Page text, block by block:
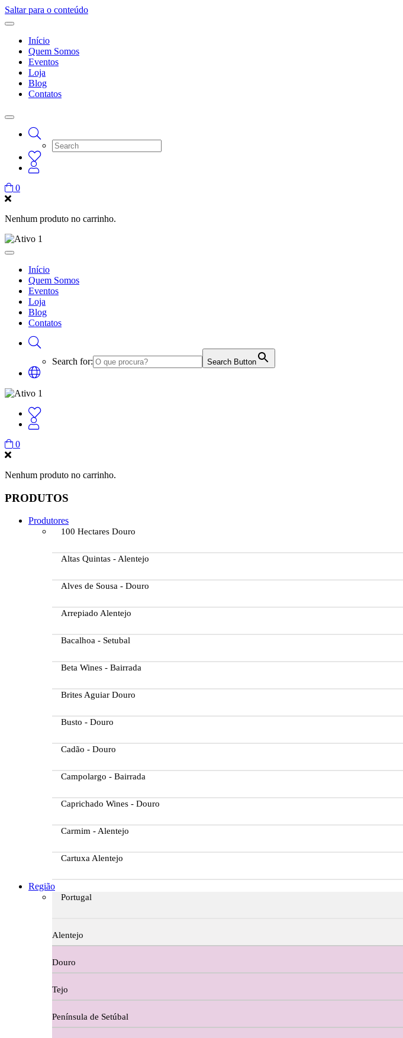
Saltar para o conteúdo
Início
Quem Somos
Eventos
Loja
Blog
Contatos
0
Nenhum produto no carrinho.
Início
Quem Somos
Eventos
Loja
Blog
Contatos
Search for: Search Button
0
Nenhum produto no carrinho.
PRODUTOS
Produtores
100 Hectares Douro
Altas Quintas - Alentejo
Alves de Sousa - Douro
Arrepiado Alentejo
Bacalhoa - Setubal
Beta Wines - Bairrada
Brites Aguiar Douro
Busto - Douro
Cadão - Douro
Campolargo - Bairrada
Caprichado Wines - Douro
Carmim - Alentejo
Cartuxa Alentejo
Casa Dos Migueis Douro
Casa Relvas Alentejo
Caves de São João - Bairrada
Charcutaria
Região
Portugal
Alentejo
Douro
Tejo
Península de Setúbal